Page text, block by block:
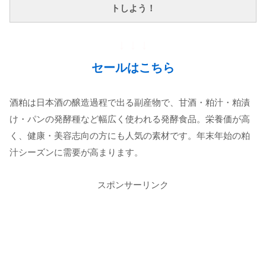
トしよう！
セールはこちら
酒粕は日本酒の醸造過程で出る副産物で、甘酒・粕汁・粕漬
け・パンの発酵種など幅広く使われる発酵食品。栄養価が高
く、健康・美容志向の方にも人気の素材です。年末年始の粕
汁シーズンに需要が高まります。
スポンサーリンク